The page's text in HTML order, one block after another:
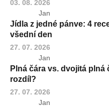
03. 08. 2026
Jan
Jídla z jedné pánve: 4
všední den
27. 07. 2026
Jan
Plná čára vs. dvojitá plná
rozdíl?
27. 07. 2026
Jan